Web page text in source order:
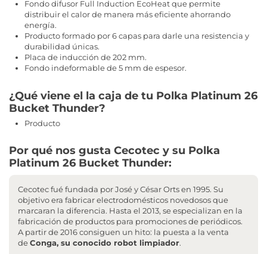
Fondo difusor Full Induction EcoHeat que permite
distribuir el calor de manera más eficiente ahorrando
energía.
Producto formado por 6 capas para darle una resistencia y
durabilidad únicas.
Placa de inducción de 202 mm.
Fondo indeformable de 5 mm de espesor.
¿Qué viene el la caja de tu Polka Platinum 26
Bucket Thunder?
Producto
Por qué nos gusta Cecotec y su Polka
Platinum 26 Bucket Thunder:
Cecotec fué fundada por José y César Orts en 1995. Su
objetivo era fabricar electrodomésticos novedosos que
marcaran la diferencia. Hasta el 2013, se especializan en la
fabricación de productos para promociones de periódicos.
A partir de 2016 consiguen un hito: la puesta a la venta
deConga, su conocido robot limpiador.